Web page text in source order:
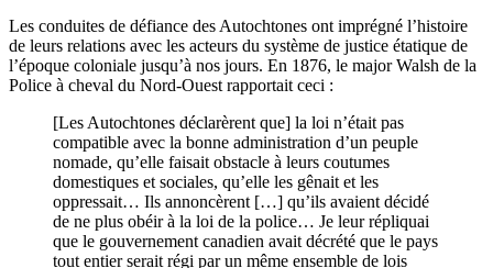
Les conduites de défiance des Autochtones ont imprégné l’histoire
de leurs relations avec les acteurs du système de justice étatique de
l’époque coloniale jusqu’à nos jours. En 1876, le major Walsh de la
Police à cheval du Nord-Ouest rapportait ceci :
[Les Autochtones déclarèrent que] la loi n’était pas
compatible avec la bonne administration d’un peuple
nomade, qu’elle faisait obstacle à leurs coutumes
domestiques et sociales, qu’elle les gênait et les
oppressait… Ils annoncèrent […] qu’ils avaient décidé
de ne plus obéir à la loi de la police… Je leur répliquai
que le gouvernement canadien avait décrété que le pays
tout entier serait régi par un même ensemble de lois